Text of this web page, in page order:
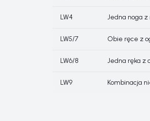
LW4 Jedna noga z
LW5/7 Obie ręce z
LW6/8 Jedna ręka z
LW9 Kombinacja